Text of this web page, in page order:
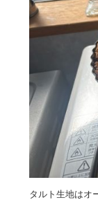
タルト生地はオ